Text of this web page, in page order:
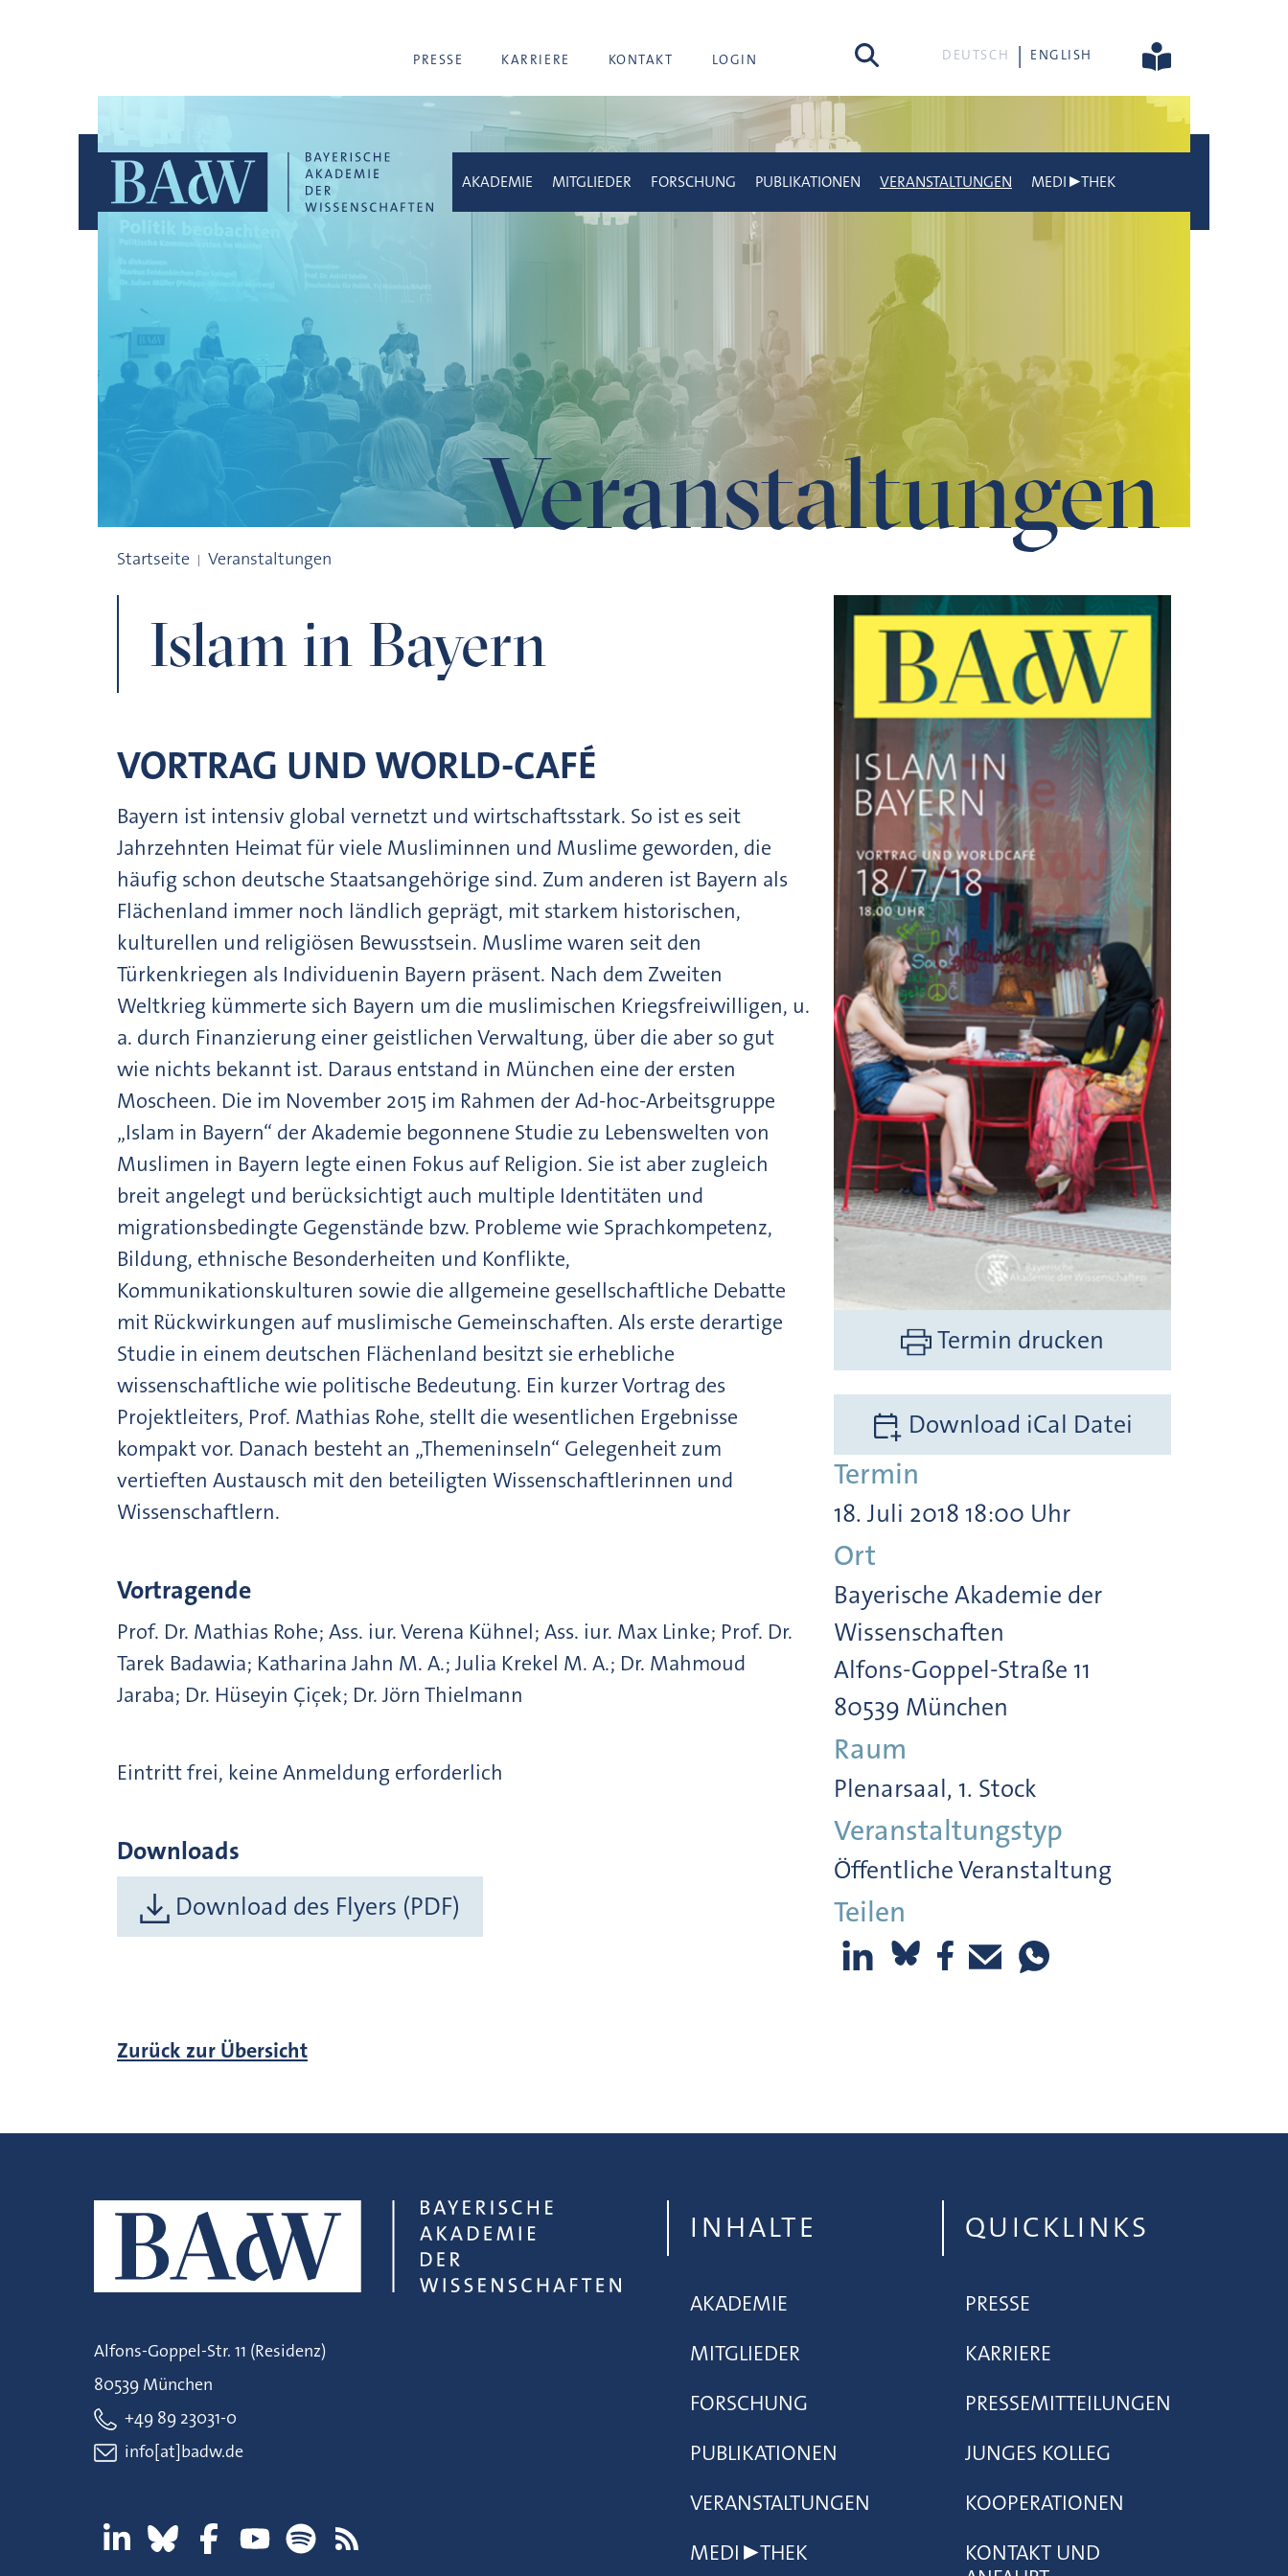
PRESSE KARRIERE KONTAKT LOGIN Suche DEUTSCH ENGLISH
Veranstaltungen
AKADEMIE MITGLIEDER FORSCHUNG PUBLIKATIONEN VERANSTALTUNGEN MEDI▶THEK
Startseite Veranstaltungen
Islam in Bayern
VORTRAG UND WORLD-CAFÉ
Bayern ist intensiv global vernetzt und wirtschaftsstark. So ist es seit
Jahrzehnten Heimat für viele Musliminnen und Muslime geworden, die
häufig schon deutsche Staatsangehörige sind. Zum anderen ist Bayern als
Flächenland immer noch ländlich geprägt, mit starkem historischen,
kulturellen und religiösen Bewusstsein. Muslime waren seit den
Türkenkriegen als Individuenin Bayern präsent. Nach dem Zweiten
Weltkrieg kümmerte sich Bayern um die muslimischen Kriegsfreiwilligen, u.
a. durch Finanzierung einer geistlichen Verwaltung, über die aber so gut
wie nichts bekannt ist. Daraus entstand in München eine der ersten
Moscheen. Die im November 2015 im Rahmen der Ad-hoc-Arbeitsgruppe
„Islam in Bayern“ der Akademie begonnene Studie zu Lebenswelten von
Muslimen in Bayern legte einen Fokus auf Religion. Sie ist aber zugleich
breit angelegt und berücksichtigt auch multiple Identitäten und
migrationsbedingte Gegenstände bzw. Probleme wie Sprachkompetenz,
Bildung, ethnische Besonderheiten und Konflikte,
Kommunikationskulturen sowie die allgemeine gesellschaftliche Debatte
mit Rückwirkungen auf muslimische Gemeinschaften. Als erste derartige
Studie in einem deutschen Flächenland besitzt sie erhebliche
wissenschaftliche wie politische Bedeutung. Ein kurzer Vortrag des
Projektleiters, Prof. Mathias Rohe, stellt die wesentlichen Ergebnisse
kompakt vor. Danach besteht an „Themeninseln“ Gelegenheit zum
vertieften Austausch mit den beteiligten Wissenschaftlerinnen und
Wissenschaftlern.
Vortragende
Prof. Dr. Mathias Rohe; Ass. iur. Verena Kühnel; Ass. iur. Max Linke; Prof. Dr.
Tarek Badawia; Katharina Jahn M. A.; Julia Krekel M. A.; Dr. Mahmoud
Jaraba; Dr. Hüseyin Çiçek; Dr. Jörn Thielmann
Eintritt frei, keine Anmeldung erforderlich
Downloads
Download des Flyers (PDF)
Termin drucken
Download iCal Datei
Termin
18. Juli 2018 18:00 Uhr
Ort
Bayerische Akademie der
Wissenschaften
Alfons-Goppel-Straße 11
80539 München
Raum
Plenarsaal, 1. Stock
Veranstaltungstyp
Öffentliche Veranstaltung
Teilen
Zurück zur Übersicht
Alfons-Goppel-Str. 11 (Residenz)
80539 München
+49 89 23031-0
info[at]badw.de
INHALTE
AKADEMIE
MITGLIEDER
FORSCHUNG
PUBLIKATIONEN
VERANSTALTUNGEN
MEDI▶THEK
QUICKLINKS
PRESSE
KARRIERE
PRESSEMITTEILUNGEN
JUNGES KOLLEG
KOOPERATIONEN
KONTAKT UND